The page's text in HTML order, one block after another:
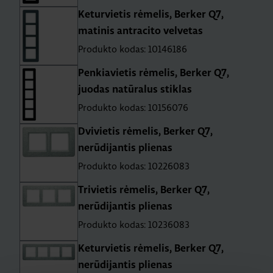
Keturvietis rėmelis, Berker Q7,
matinis antracito velvetas
Produkto kodas: 10146186
Penkiavietis rėmelis, Berker Q7,
juodas natūralus stiklas
Produkto kodas: 10156076
Dvivietis rėmelis, Berker Q7,
nerūdijantis plienas
Produkto kodas: 10226083
Trivietis rėmelis, Berker Q7,
nerūdijantis plienas
Produkto kodas: 10236083
Keturvietis rėmelis, Berker Q7,
nerūdijantis plienas